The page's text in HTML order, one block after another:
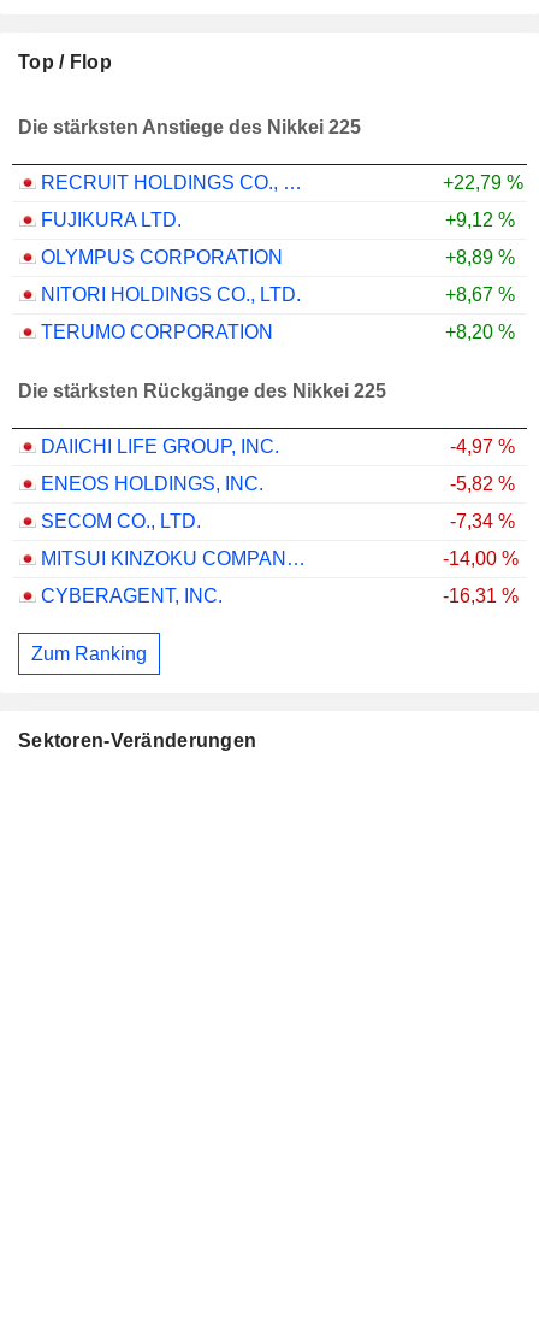
Top / Flop
Die stärksten Anstiege des Nikkei 225
RECRUIT HOLDINGS CO., LTD.
+22,79 %
FUJIKURA LTD.
+9,12 %
OLYMPUS CORPORATION
+8,89 %
NITORI HOLDINGS CO., LTD.
+8,67 %
TERUMO CORPORATION
+8,20 %
Die stärksten Rückgänge des Nikkei 225
DAIICHI LIFE GROUP, INC.
-4,97 %
ENEOS HOLDINGS, INC.
-5,82 %
SECOM CO., LTD.
-7,34 %
MITSUI KINZOKU COMPANY, LIMITED
-14,00 %
CYBERAGENT, INC.
-16,31 %
Zum Ranking
Sektoren-Veränderungen